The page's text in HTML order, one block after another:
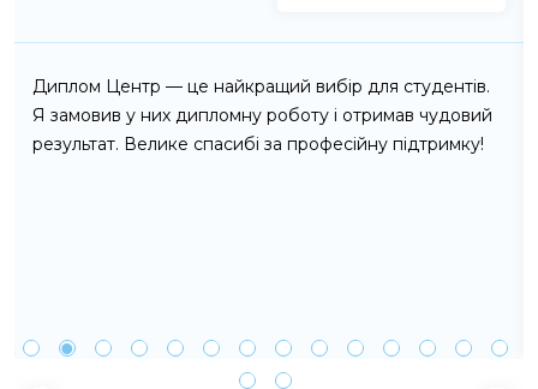
Диплом Центр — це найкращий вибір для студентів.
Я замовив у них дипломну роботу і отримав чудовий
результат. Велике спасибі за професійну підтримку!